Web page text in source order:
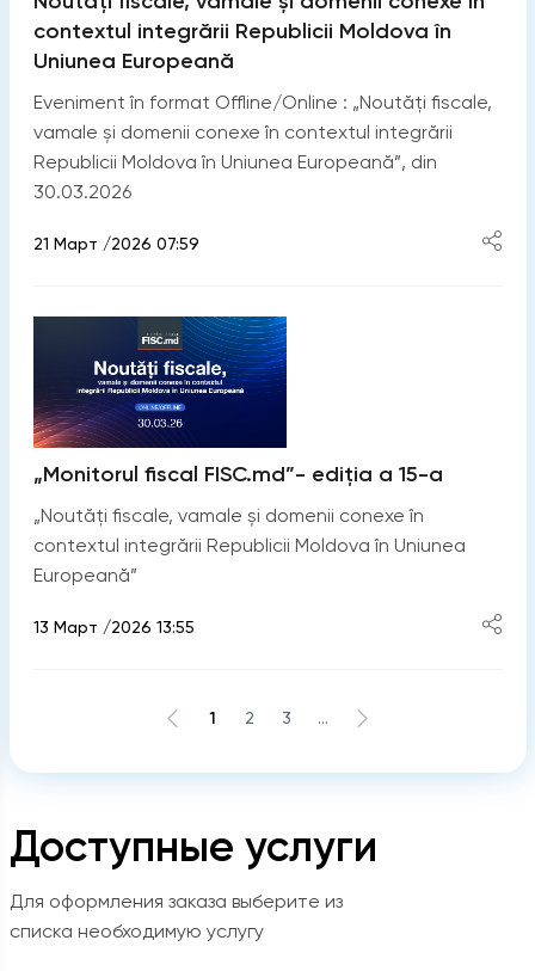
Доступные услуги
Для оформления заказа выберите из
списка необходимую услугу
contextul integrării Republicii Moldova în
Uniunea Europeană
Eveniment în format Offline/Online : „Noutăți fiscale,
vamale și domenii conexe în contextul integrării
Republicii Moldova în Uniunea Europeană”, din
30.03.2026
21 Март /2026 07:59
„Monitorul fiscal FISC.md”- ediția a 15-a
„Noutăți fiscale, vamale și domenii conexe în
contextul integrării Republicii Moldova în Uniunea
Europeană”
13 Март /2026 13:55
1 2 3 ...